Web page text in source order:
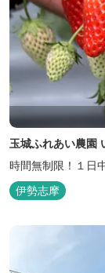
玉城ふれあい農園
時間無制限！１日
伊勢志摩